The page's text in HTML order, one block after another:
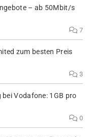
– ab 50Mbit/s
7
zum besten Preis
3
Vodafone: 1GB pro
0